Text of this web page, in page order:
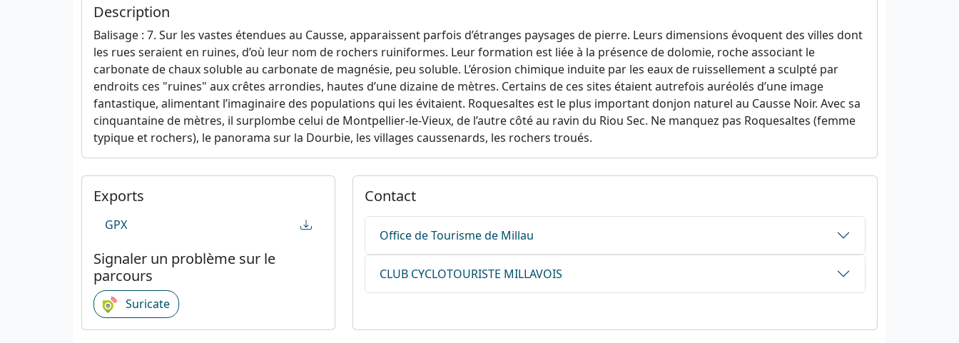
Description
Balisage : 7. Sur les vastes étendues au Causse, apparaissent parfois d’étranges paysages de pierre. Leurs dimensions évoquent des villes dont
les rues seraient en ruines, d’où leur nom de rochers ruiniformes. Leur formation est liée à la présence de dolomie, roche associant le
carbonate de chaux soluble au carbonate de magnésie, peu soluble. L’érosion chimique induite par les eaux de ruissellement a sculpté par
endroits ces "ruines" aux crêtes arrondies, hautes d’une dizaine de mètres. Certains de ces sites étaient autrefois auréolés d’une image
fantastique, alimentant l’imaginaire des populations qui les évitaient. Roquesaltes est le plus important donjon naturel au Causse Noir. Avec sa
cinquantaine de mètres, il surplombe celui de Montpellier-le-Vieux, de l’autre côté au ravin du Riou Sec. Ne manquez pas Roquesaltes (femme
typique et rochers), le panorama sur la Dourbie, les villages caussenards, les rochers troués.
Exports
GPX
Signaler un problème sur le
parcours
Suricate
Contact
Office de Tourisme de Millau
CLUB CYCLOTOURISTE MILLAVOIS